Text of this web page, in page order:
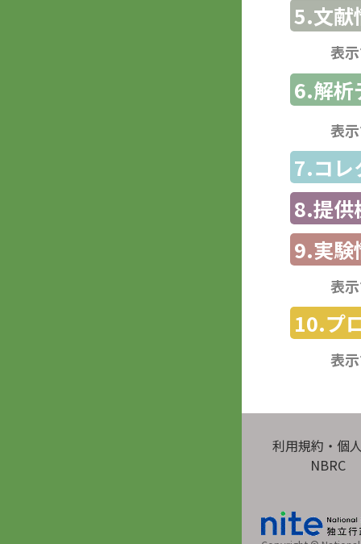
5.文献
表
6.解析
表
7.コレ
8.提供
9.実験
表
10.プ
表
利用規約・個
NBRC